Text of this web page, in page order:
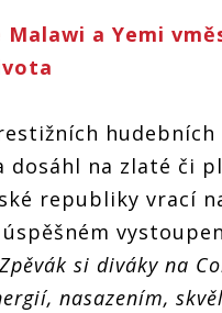
Malawi a Yemi
dosáhl na zlaté či
republiky vrací
si diváky na
nasazením,